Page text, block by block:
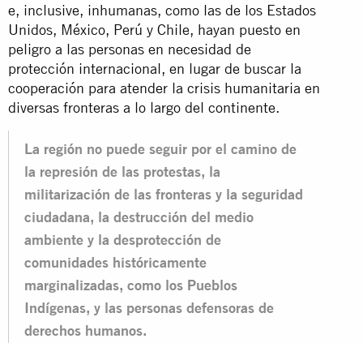
e, inclusive, inhumanas, como las de los Estados
Unidos, México, Perú y Chile, hayan puesto en
peligro a las personas en necesidad de
protección internacional, en lugar de buscar la
cooperación para atender la crisis humanitaria en
diversas fronteras a lo largo del continente.
La región no puede seguir por el camino de
la represión de las protestas, la
militarización de las fronteras y la seguridad
ciudadana, la destrucción del medio
ambiente y la desprotección de
comunidades históricamente
marginalizadas, como los Pueblos
Indígenas, y las personas defensoras de
derechos humanos.